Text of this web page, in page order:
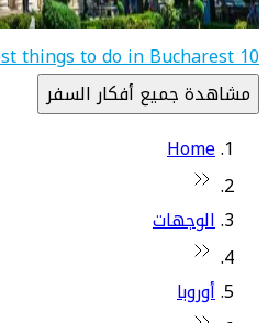
10 best things to do in Bucharest
مشاهدة جميع أفكار السفر
Home
الوجهات
أوروبا